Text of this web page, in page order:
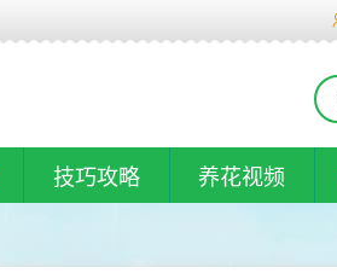
技巧攻略 养花视频